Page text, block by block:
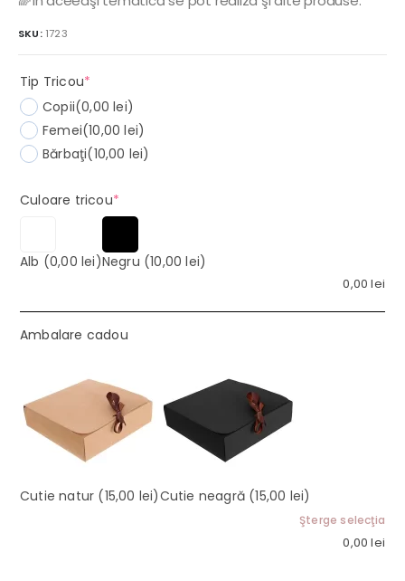
SKU: 1723
Tip Tricou*
Copii(0,00 lei)
Femei(10,00 lei)
Bărbaţi(10,00 lei)
Culoare tricou*(required)
Alb (0,00 lei)Negru (10,00 lei)
0,00lei
Ambalare cadou
Cutie natur (15,00 lei)Cutie neagră (15,00 lei)
Şterge selecţia
0,00lei